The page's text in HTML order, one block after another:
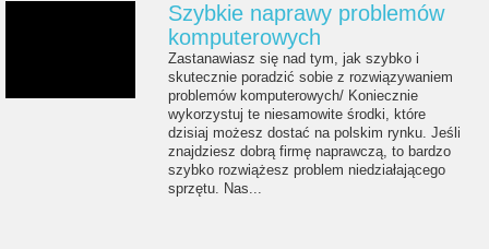
Szybkie naprawy problemów
komputerowych
Zastanawiasz się nad tym, jak szybko i
skutecznie poradzić sobie z rozwiązywaniem
problemów komputerowych/ Koniecznie
wykorzystuj te niesamowite środki, które
dzisiaj możesz dostać na polskim rynku. Jeśli
znajdziesz dobrą firmę naprawczą, to bardzo
szybko rozwiążesz problem niedziałającego
sprzętu. Nas...